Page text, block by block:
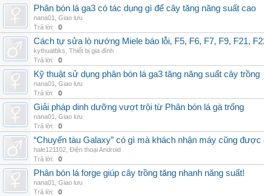
Phân bón lá ga3 có tác dụng gì để cây tăng năng suất cao
nana01
Giao lưu
Trả lời:
0
Cách tự sửa lò nướng Miele báo lỗi, F5, F6, F7, F9, F21,
kythuatbks Thiết bị gia đình
Trả lời:
0
Kỹ thuật sử dụng phân bón lá ga3 tăng năng suất cây trồng
nana01
Giao lưu
Trả lời:
0
Giải pháp dinh dưỡng vượt trội từ Phân bón lá gà trống
nana01
Giao lưu
Trả lời:
0
“Chuyến tàu Galaxy” có gì mà khách nhận máy cũng được
hale121102 Điện thoại Android
Trả lời:
0
Phân bón lá forge giúp cây trồng tăng nhanh năng suất!
nana01
Giao lưu
Trả lời:
0